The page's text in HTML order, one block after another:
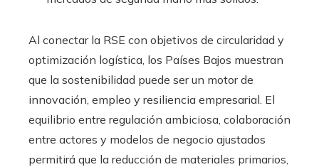
Al conectar la RSE con objetivos de circularidad y
optimización logística, los Países Bajos muestran
que la sostenibilidad puede ser un motor de
innovación, empleo y resiliencia empresarial. El
equilibrio entre regulación ambiciosa, colaboración
entre actores y modelos de negocio ajustados
permitirá que la reducción de materiales primarios,